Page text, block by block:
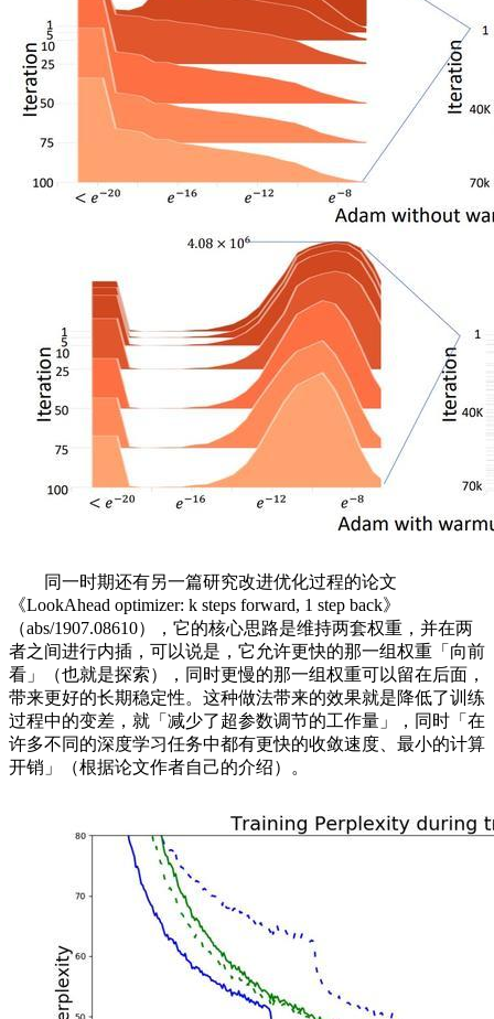
同一时期还有另一篇研究改进优化过程的论文
《LookAhead optimizer: k steps forward, 1 step back》
（abs/1907.08610），它的核心思路是维持两套权重，并在两
者之间进行内插，可以说是，它允许更快的那一组权重「向前
看」（也就是探索），同时更慢的那一组权重可以留在后面，
带来更好的长期稳定性。这种做法带来的效果就是降低了训练
过程中的变差，就「减少了超参数调节的工作量」，同时「在
许多不同的深度学习任务中都有更快的收敛速度、最小的计算
开销」（根据论文作者自己的介绍）。